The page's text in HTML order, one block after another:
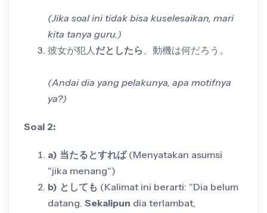
(Jika soal ini tidak bisa kuselesaikan, mari
kita tanya guru.)
彼女が犯人 だとしたら 、動機は何だろう。
(Andai dia yang pelakunya, apa motifnya
ya?)
Soal 2:
a) 当たるとすれば(Menyatakan asumsi
"jika menang")
b) としても (Kalimat ini berarti: "Dia belum
datang. Sekalipun dia terlambat,